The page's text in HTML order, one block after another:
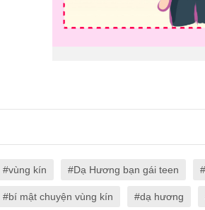
vùng kín Dạ Hương bạn gái teen
bí mật chuyện vùng kín dạ hương